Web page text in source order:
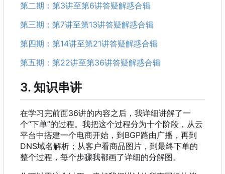
第二期 ： 第3讲至第6讲答疑解惑合辑
第三期 ： 第7讲至第13讲答疑解惑合辑
第四期 ： 第14讲至第21讲答疑解惑合辑
第五期 ： 第22讲至第36讲答疑解惑合辑
3. 知识串讲
在学习完前面36讲的内容之后 ， 我详细讲解了一
个“下单”的过程。我把这个过程分为十个阶段 ， 从云
平台中搭建一个电商开始 ， 到BGP路由广播 ， 再到
DNS域名解析 ； 从客户看商品图片 ， 到最终下单的
整个过程 ， 每个步骤我都画了详细的分解图。